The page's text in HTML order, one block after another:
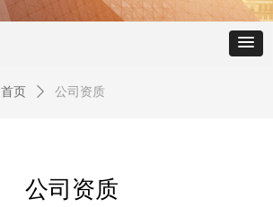
公司资质
首页 ꄲ 公司资质